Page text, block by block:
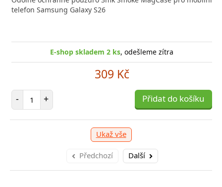
telefon Samsung Galaxy S26
E-shop skladem 2 ks, odešleme zítra
309 Kč
- Počet položek
+ Přidat do košíku
Ukaž vše
Předchozí Další
technologií, která
E-shop skladem 1 ks, odešleme zítra
1 039 Kč
položek Přidat do košíku
E-
-